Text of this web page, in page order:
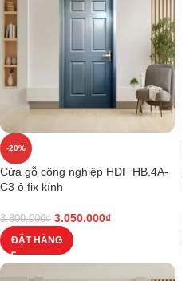
-20%
Cửa gỗ công nghiệp HDF HB.4A-
C3 ô fix kính
3.800.000₫ 3.050.000₫
ĐẶT HÀNG